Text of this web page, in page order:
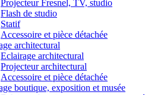
Projecteur Fresnel, TV, studio
Flash de studio
Statif
Accessoire et pièce détachée
architectural
Eclairage architectural
Projecteur architectural
Accessoire et pièce détachée
boutique, exposition et musée